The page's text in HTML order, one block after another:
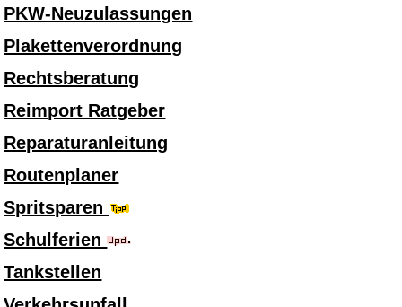
PKW-Neuzulassungen
Plakettenverordnung
Rechtsberatung
Reimport Ratgeber
Reparaturanleitung
Routenplaner
Spritsparen
Schulferien
Tankstellen